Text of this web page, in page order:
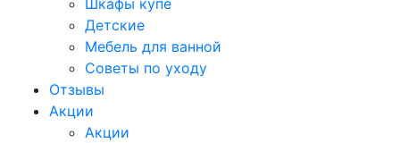
Детские
Мебель для ванной
Советы по уходу
Отзывы
Акции
Акции